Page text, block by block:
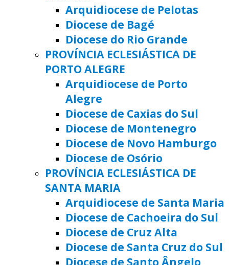
Arquidiocese de Pelotas
Diocese de Bagé
Diocese do Rio Grande
PROVÍNCIA ECLESIÁSTICA DE
PORTO ALEGRE
Arquidiocese de Porto
Alegre
Diocese de Caxias do Sul
Diocese de Montenegro
Diocese de Novo Hamburgo
Diocese de Osório
PROVÍNCIA ECLESIÁSTICA DE
SANTA MARIA
Arquidiocese de Santa Maria
Diocese de Cachoeira do Sul
Diocese de Cruz Alta
Diocese de Santa Cruz do Sul
Diocese de Santo Ângelo